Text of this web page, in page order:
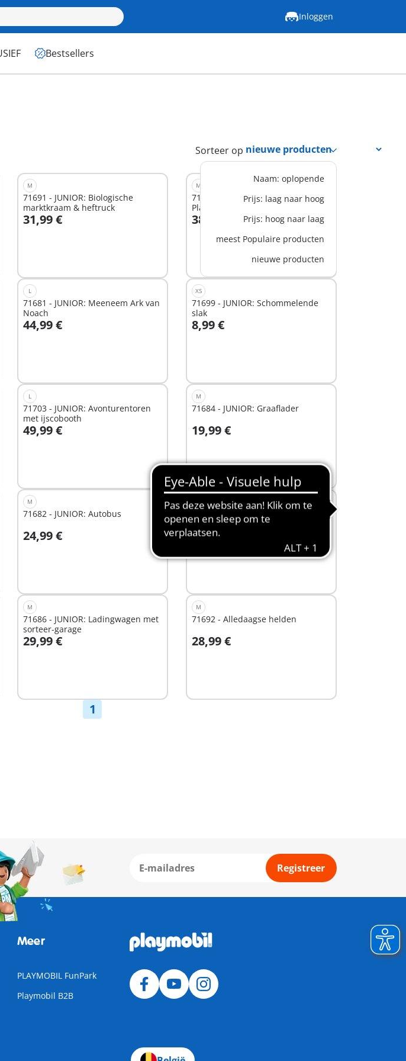
Inloggen
Bestsellers
Sorteer op
Naam: oplopende
Prijs: laag naar hoog
Prijs: hoog naar laag
meest Populaire producten
nieuwe producten
M
71691 - JUNIOR: Biologische
marktkraam & heftruck
31,99 €
In winkelwagen
M
71655 - JUNIOR: Mijn eerste
Playmobil
38,99 €
In winkelwagen
L
71681 - JUNIOR: Meeneem Ark van
Noach
44,99 €
In winkelwagen
XS
71699 - JUNIOR: Schommelende
slak
8,99 €
In winkelwagen
L
71703 - JUNIOR: Avonturentoren
met ijscobooth
49,99 €
In winkelwagen
M
71684 - JUNIOR: Graaflader
19,99 €
In winkelwagen
M
71682 - JUNIOR: Autobus
24,99 €
In winkelwagen
M
71683 - JUNIOR: Brandweerwagen
met ladder
19,99 €
M
71686 - JUNIOR: Ladingwagen met
sorteer-garage
29,99 €
In winkelwagen
M
71692 - Alledaagse helden
28,99 €
In winkelwagen
1
Registreer
Meer
PLAYMOBIL FunPark
Playmobil B2B